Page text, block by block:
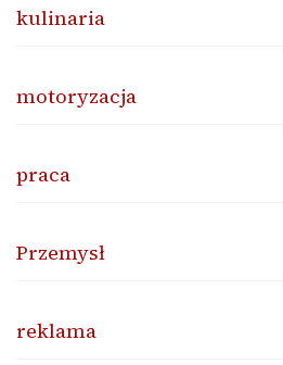
kulinaria
motoryzacja
praca
Przemysł
reklama